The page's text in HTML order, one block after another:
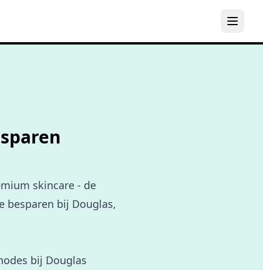
skincare - de
besparen bij Douglas,
bij Douglas